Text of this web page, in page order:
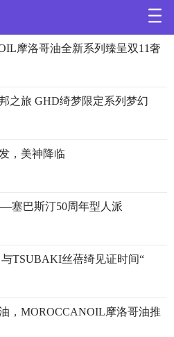
摩洛哥油全新系列臻呈双11奢
之旅 GHD绮梦限定系列梦幻
，美神降临
塞巴斯汀50周年型人派
TSUBAKI丝蓓绮见证时间“
，MOROCCANOIL摩洛哥油推